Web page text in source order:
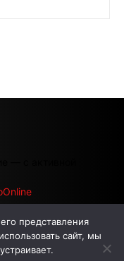
— с активной
РЕКЛАМА НА САЙТЕ
представления
сайт, мы